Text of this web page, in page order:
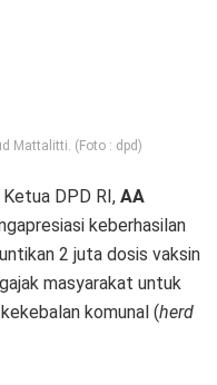
Mattalitti. (Foto : dpd)
DPD RI, AA
keberhasilan
2 juta dosis vaksin
masyarakat untuk
komunal (herd